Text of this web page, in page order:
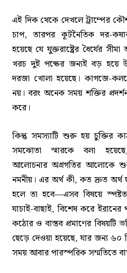
এই দিক থেকে দেখলে ট্রাম্পের
চাপ, তারপর কূটনৈতিক দর-
হয়েছে যে যুক্তরাষ্ট্রের ধৈর্যের
খরচ দুই পক্ষের জন্যই বড় হয়ে
দরজা খোলা হয়েছে। কাগজে-
নয়। বরং অনেক সময় শক্তির
করে।
কিন্তু সমস্যাটি শুরু হয় চুক্তির
সমঝোতা স্মারকে বলা
আলোচনার অগ্রগতির আলোকে
নমনীয়। এর অর্থ কী, কত দ্রুত
হলে তা হবে—এসব বিষয়ে
যাচাই-বাছাই, বিশেষ করে ইরানের
কঠোর ও বাস্তব প্রমাণের বিষয়টি
ছেড়ে দেওয়া হয়েছে, যার জন্য ৬০
সময় আবার পারস্পরিক সম্মতিতে